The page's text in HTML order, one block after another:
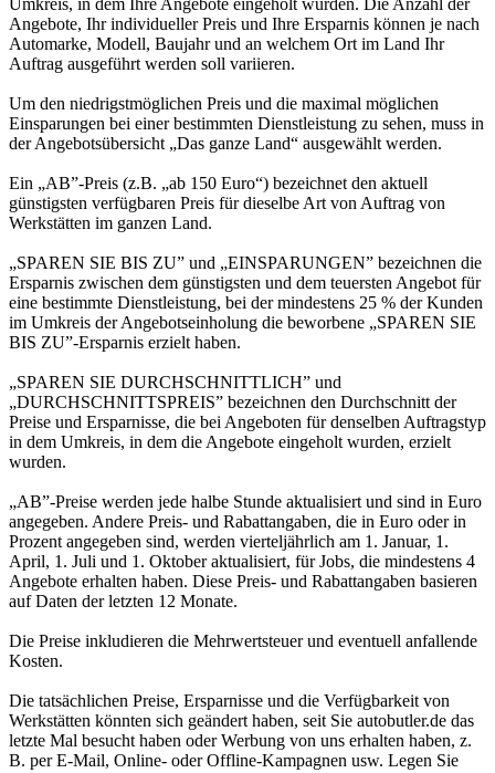
Angebote, Ihr individueller Preis und Ihre Ersparnis können je nach
Automarke, Modell, Baujahr und an welchem Ort im Land Ihr
Auftrag ausgeführt werden soll variieren.
Um den niedrigstmöglichen Preis und die maximal möglichen
Einsparungen bei einer bestimmten Dienstleistung zu sehen, muss in
der Angebotsübersicht „Das ganze Land“ ausgewählt werden.
Ein „AB”-Preis (z.B. „ab 150 Euro“) bezeichnet den aktuell
günstigsten verfügbaren Preis für dieselbe Art von Auftrag von
Werkstätten im ganzen Land.
„SPAREN SIE BIS ZU” und „EINSPARUNGEN” bezeichnen die
Ersparnis zwischen dem günstigsten und dem teuersten Angebot für
eine bestimmte Dienstleistung, bei der mindestens 25 % der Kunden
im Umkreis der Angebotseinholung die beworbene „SPAREN SIE
BIS ZU”-Ersparnis erzielt haben.
„SPAREN SIE DURCHSCHNITTLICH” und
„DURCHSCHNITTSPREIS” bezeichnen den Durchschnitt der
Preise und Ersparnisse, die bei Angeboten für denselben Auftragstyp
in dem Umkreis, in dem die Angebote eingeholt wurden, erzielt
wurden.
„AB”-Preise werden jede halbe Stunde aktualisiert und sind in Euro
angegeben. Andere Preis- und Rabattangaben, die in Euro oder in
Prozent angegeben sind, werden vierteljährlich am 1. Januar, 1.
April, 1. Juli und 1. Oktober aktualisiert, für Jobs, die mindestens 4
Angebote erhalten haben. Diese Preis- und Rabattangaben basieren
auf Daten der letzten 12 Monate.
Die Preise inkludieren die Mehrwertsteuer und eventuell anfallende
Kosten.
Die tatsächlichen Preise, Ersparnisse und die Verfügbarkeit von
Werkstätten könnten sich geändert haben, seit Sie autobutler.de das
letzte Mal besucht haben oder Werbung von uns erhalten haben, z.
B. per E-Mail, Online- oder Offline-Kampagnen usw. Legen Sie